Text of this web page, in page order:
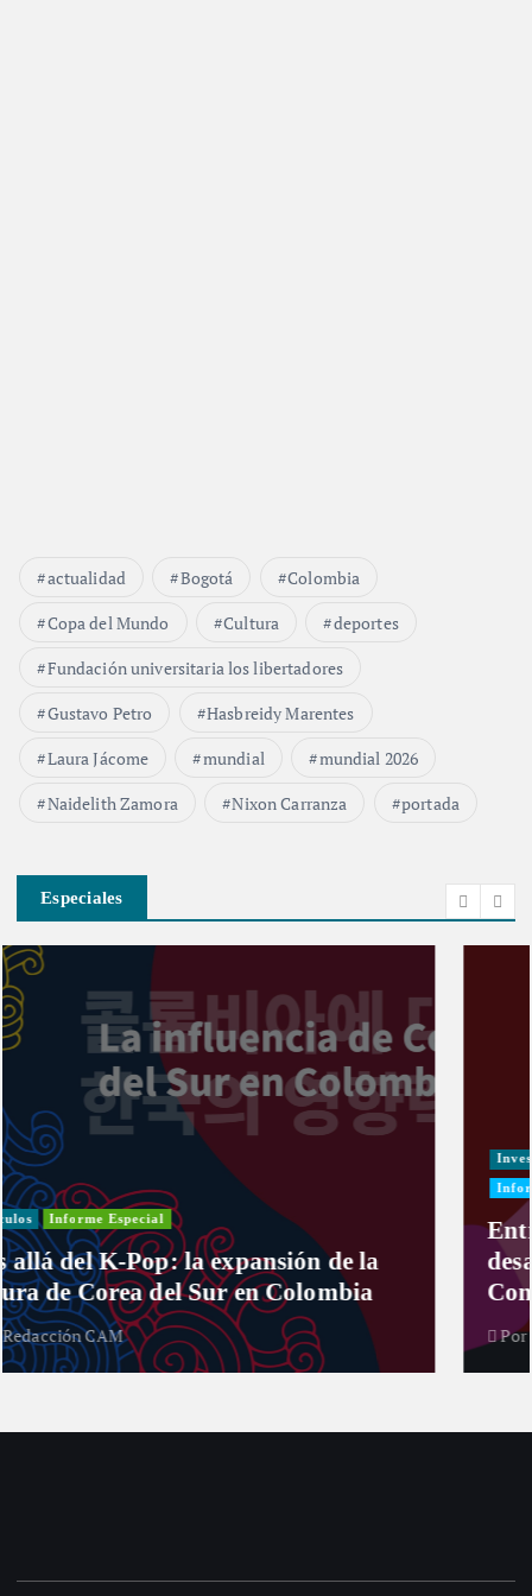
actualidad Bogotá
Colombia
Copa del Mundo
Cultura
deportes
Fundación universitaria los libertadores
Gustavo Petro
Hasbreidy Marentes
Laura Jácome
mundial
mundial 2026
Naidelith Zamora
Nixon Carranza portada
Especiales
Investigación Actualidad
Informe Especial
Entre curules y violencia de género: el
desafío de las mujeres para el nuevo
Congreso
PorRedacción CAM